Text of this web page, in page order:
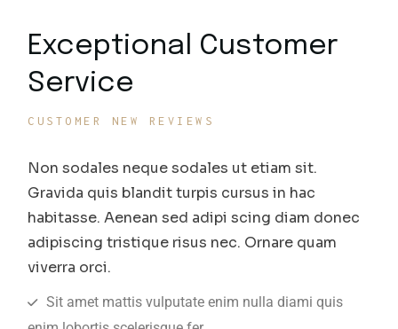
Exceptional Customer
Service
CUSTOMER NEW REVIEWS
Non sodales neque sodales ut etiam sit.
Gravida quis blandit turpis cursus in hac
habitasse. Aenean sed adipi scing diam donec
adipiscing tristique risus nec. Ornare quam
viverra orci.
Sit amet mattis vulputate enim nulla diami quis